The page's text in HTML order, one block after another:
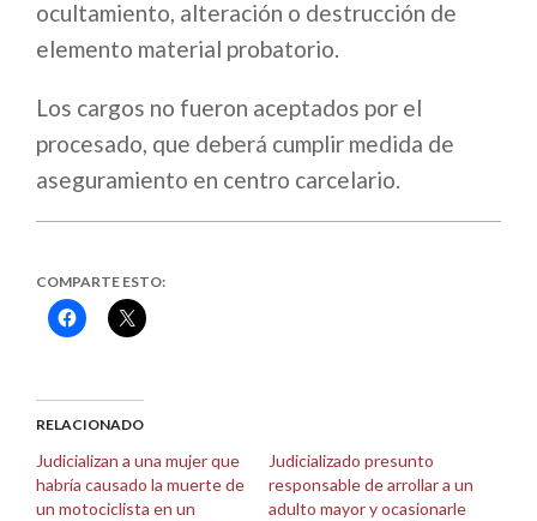
ocultamiento, alteración o destrucción de
elemento material probatorio.
Los cargos no fueron aceptados por el
procesado, que deberá cumplir medida de
aseguramiento en centro carcelario.
COMPARTE ESTO:
Haz
clic
(Se
abre
una
ventana
nueva)
Haz
clic
(Se
abre
una
ventana
nueva)
RELACIONADO
Judicializan a una mujer que
habría causado la muerte de
un motociclista en un
Judicializado presunto
responsable de arrollar a un
adulto mayor y ocasionarle